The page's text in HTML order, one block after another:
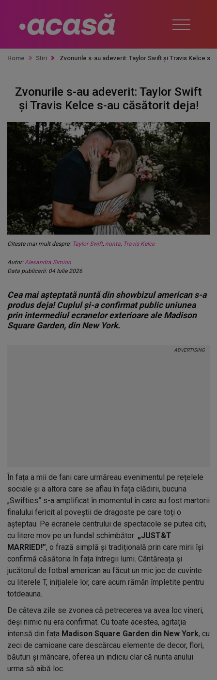
Home Stiri Zvonurile s-au adeverit: Taylor Swift și Travis Kelce s-
Zvonurile s-au adeverit: Taylor Swift
și Travis Kelce s-au căsătorit deja!
Citeste mai mult despre: Taylor Swift, nunta, Travis Kelce
Autor:Alexandra Simion
Data publicarii: 04 Iulie 2026
Cea mai așteptată nuntă din showbizul american s-a
produs deja! Cuplul și-a confirmat public uniunea
prin intermediul ecranelor exterioare ale Madison
Square Garden, din New York.
În fața a mii de fani care urmăreau evenimentul pe rețelele
sociale și a altora care se aflau în fața clădirii, bucuria
„Swifties” s-a amplificat în momentul în care au fost martorii
finalului fericit al poveștii de dragoste pe care toți o
așteptau. Pe ecranele centrului de spectacole se putea citi,
cu litere mov pe un fundal schimbător: „JUST&T
MARRIED!”, o frază simplă și tradițională prin care mirii își
confirmă căsătoria în fața întregii lumi. Cântăreața și
jucătorul de fotbal american au făcut un mic joc de cuvinte
cu literele T, inițialele lor, care acum rămân împletite pentru
totdeauna.
De câteva zile se zvonea că petrecerea va avea loc vineri,
deși nimic nu era confirmat. Cu toate acestea, agitația
intensă din fața Madison Square Garden din New York, cu
zeci de camioane care descărcau elemente de decor, flori,
băuturi și mâncare, oferea un indiciu clar că nunta anului
urma să aibă loc.